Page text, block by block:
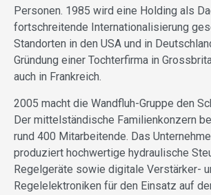
Personen. 1985 wird eine Holding als
fortschreitende Internationalisierung
Standorten in den USA und in
Gründung einer Tochterfirma in
auch in Frankreich.
2005 macht die Wandfluh-Gruppe den
Der mittelständische Familienkonzern
rund 400 Mitarbeitende. Das
produziert hochwertige hydraulische
Regelgeräte sowie digitale Verstärker-
Regelelektroniken für den Einsatz auf